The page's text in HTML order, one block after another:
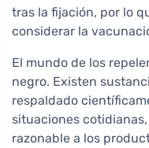
tras la fijación, por lo
considerar la
El mundo de los
negro. Existen
respaldado
situaciones
razonable a los